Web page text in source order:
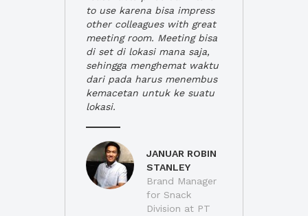
to use karena bisa impress
other colleagues with great
meeting room. Meeting bisa
di set di lokasi mana saja,
sehingga menghemat waktu
dari pada harus menembus
kemacetan untuk ke suatu
lokasi.
JANUAR ROBIN
STANLEY
Brand Manager
for Snack
Division at PT